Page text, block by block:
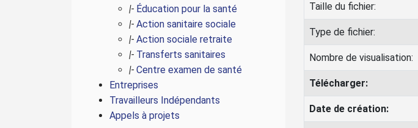
|- Éducation pour la santé
|- Action sanitaire sociale
|- Action sociale retraite
|- Transferts sanitaires
|- Centre examen de santé
Entreprises
Travailleurs Indépendants
Appels à projets
Taille du fichier:
Type de fichier:
Nombre de visualisation:
Télécharger:
Date de création: